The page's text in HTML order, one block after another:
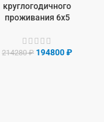
круглогодичного
проживания 6х5
214280₽ 194800₽